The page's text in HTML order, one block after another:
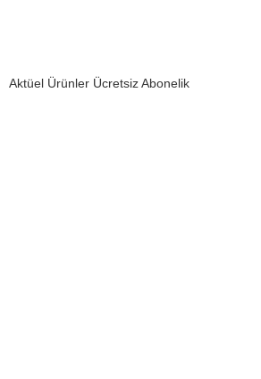
Aktüel Ürünler Ücretsiz Abonelik